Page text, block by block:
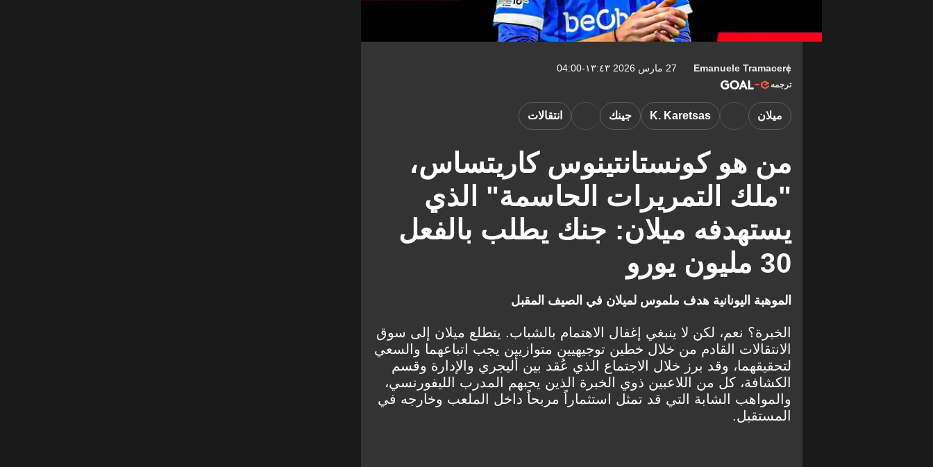
Emanuele Tramacere 27 مارس 2026 ١٣:٤٣-04:00
ترجمه
من هو كونستانتينوس كاريتساس،
"ملك التمريرات الحاسمة" الذي
يستهدفه ميلان: جنك يطلب بالفعل
30 مليون يورو
ميلان K. Karetsas جينك انتقالات
الموهبة اليونانية هدف ملموس لميلان في الصيف المقبل
الخبرة؟ نعم، لكن لا ينبغي إغفال الاهتمام بالشباب. يتطلع ميلان إلى سوق
الانتقالات القادم من خلال خطين توجيهيين متوازيين يجب اتباعهما والسعي
لتحقيقهما، وقد برز خلال الاجتماع الذي عُقد بين أليجري والإدارة وقسم
الكشافة، كل من اللاعبين ذوي الخبرة الذين يحبهم المدرب الليفورنسي،
والمواهب الشابة التي قد تمثل استثماراً مربحاً داخل الملعب وخارجه في
المستقبل.